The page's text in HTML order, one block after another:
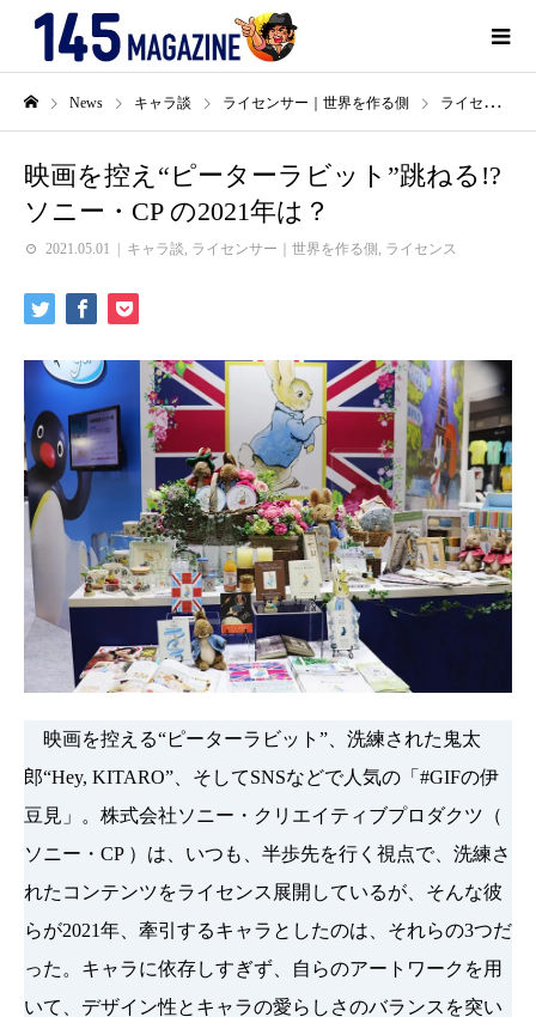
News キャラ談 ライセンサー｜世界を作る側 ライセンス
映画を控え“ピーターラビット”跳ねる!?
ソニー・CP の2021年は？
2021.05.01 キャラ談 ライセンサー｜世界を作る側 ライセンス
映画を控える“ピーターラビット”、洗練された鬼太
郎“Hey, KITARO”、そしてSNSなどで人気の「#GIFの伊
豆見」。株式会社ソニー・クリエイティブプロダクツ（
ソニー・CP ）は、いつも、半歩先を行く視点で、洗練さ
れたコンテンツをライセンス展開しているが、そんな彼
らが2021年、牽引するキャラとしたのは、それらの3つだ
った。キャラに依存しすぎず、自らのアートワークを用
いて、デザイン性とキャラの愛らしさのバランスを突い